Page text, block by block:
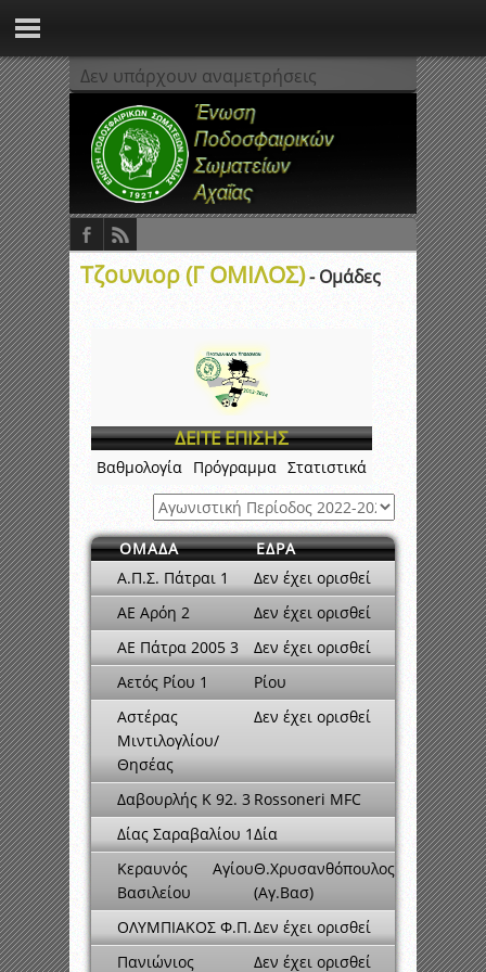
Δεν υπάρχουν αναμετρήσεις
Τζουνιορ (Γ ΟΜΙΛΟΣ)- Ομάδες
ΔΕΙΤΕ ΕΠΙΣΗΣ
Βαθμολογία Πρόγραμμα Στατιστικά
ΟΜΑΔΑ
ΕΔΡΑ
Α.Π.Σ. Πάτραι 1
Δεν έχει ορισθεί
ΑΕ Αρόη 2
Δεν έχει ορισθεί
ΑΕ Πάτρα 2005 3
Δεν έχει ορισθεί
Αετός Ρίου 1
Ρίου
Αστέρας
Μιντιλογλίου/
Θησέας
Δεν έχει ορισθεί
Δαβουρλής K 92. 3 Rossoneri MFC
Δίας Σαραβαλίου 1Δία
Κεραυνός Αγίου
Βασιλείου
Θ.Χρυσανθόπουλος
(Αγ.Βασ)
ΟΛΥΜΠΙΑΚΟΣ Φ.Π.Δεν έχει ορισθεί
Πανιώνιος
Δεν έχει ορισθεί